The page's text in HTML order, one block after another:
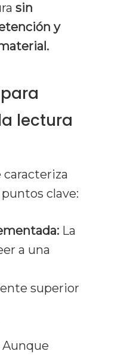
sin
y
lectura
caracteriza
clave:
La
a una
superior
Aunque